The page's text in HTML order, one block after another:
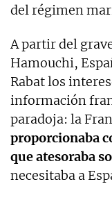
del régimen
A partir del
Hamouchi,
Rabat los
información
paradoja: la
proporcionaba
que atesoraba
necesitaba a